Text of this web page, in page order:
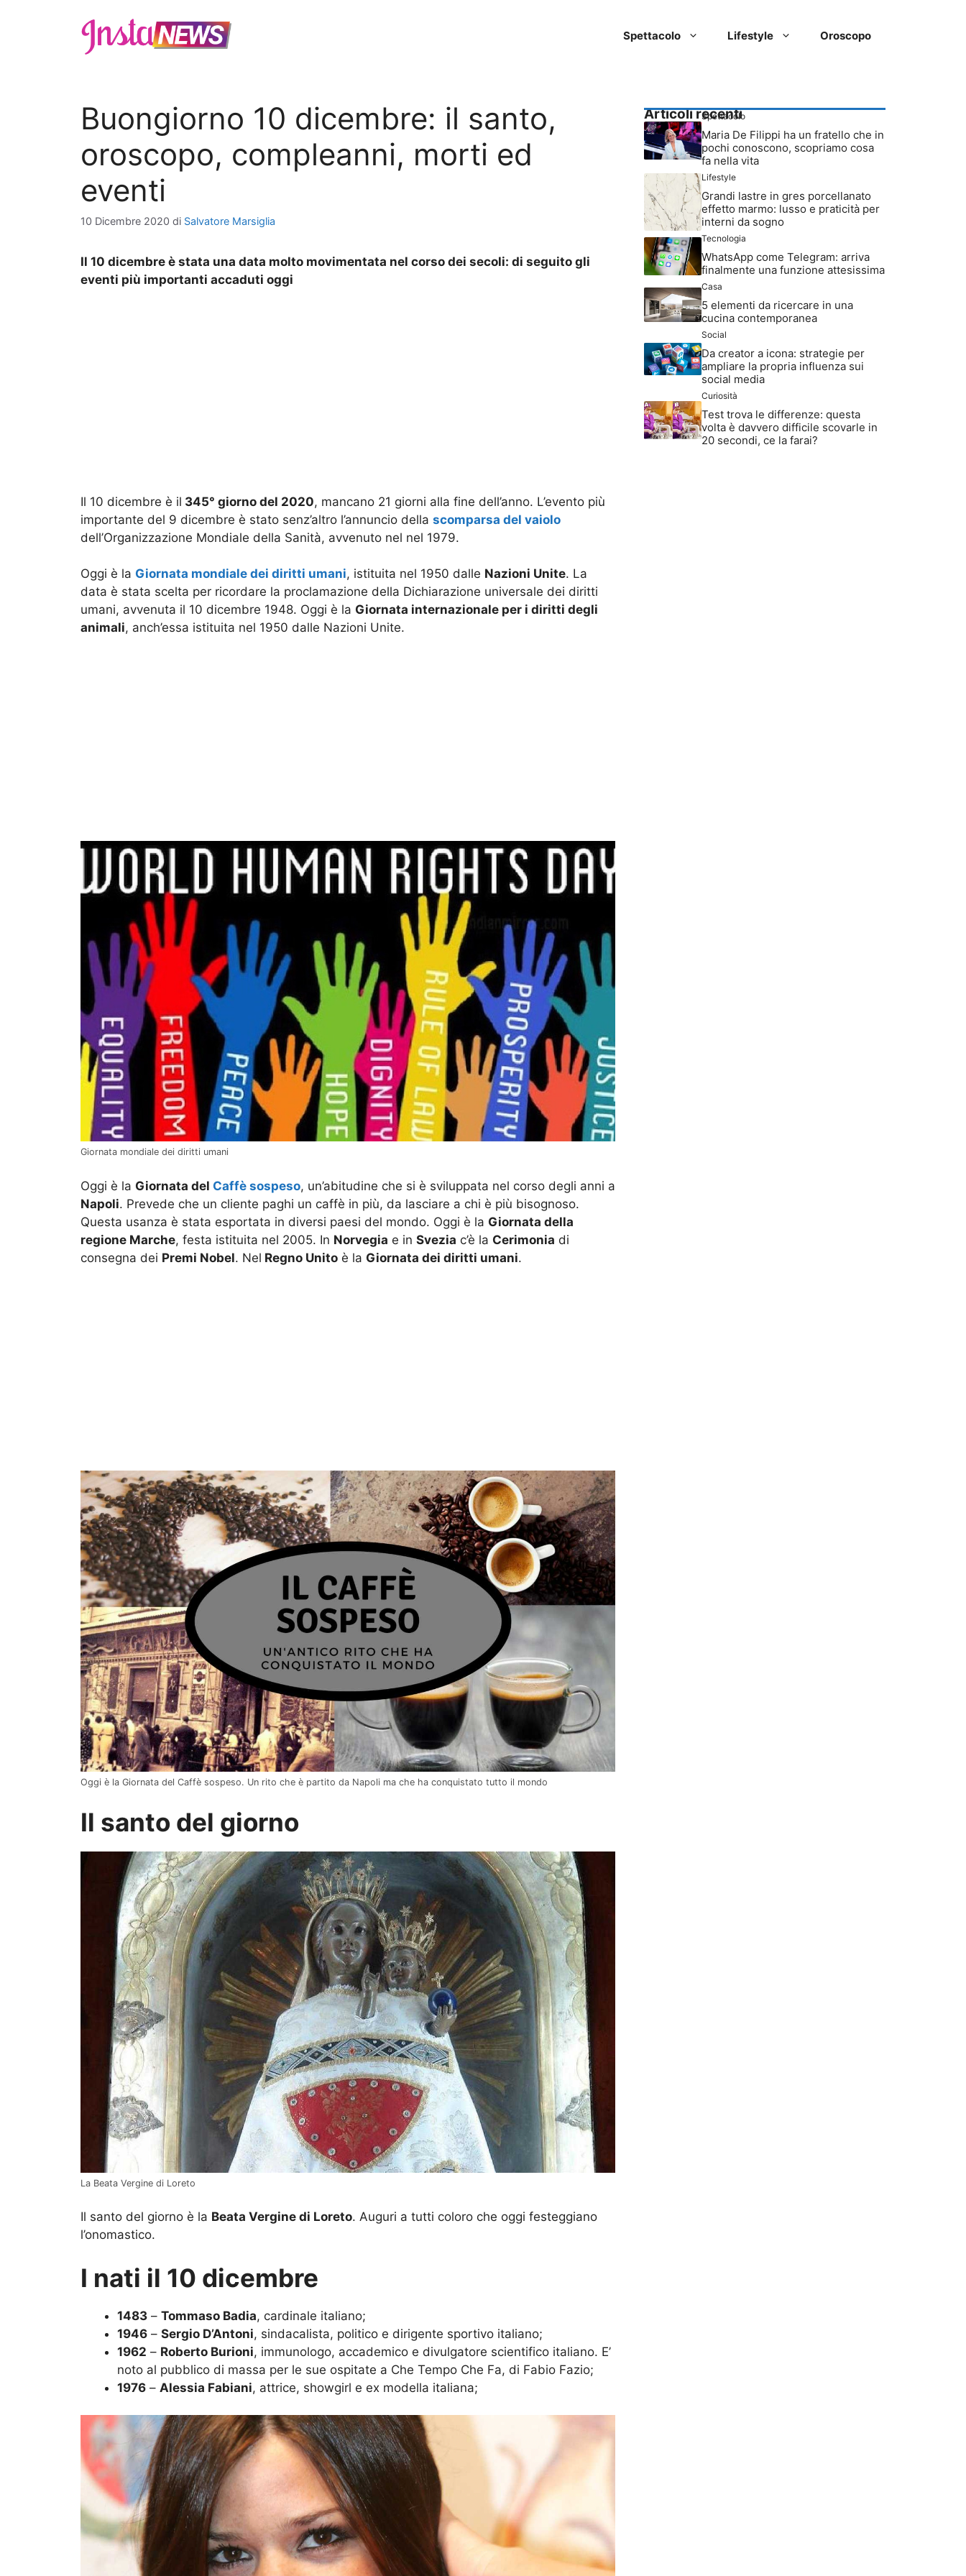
Spettacolo Lifestyle Oroscopo
Buongiorno 10 dicembre: il santo,
oroscopo, compleanni, morti ed
eventi
10 Dicembre 2020 di Salvatore Marsiglia
Il 10 dicembre è stata una data molto movimentata nel corso dei secoli: di seguito gli
eventi più importanti accaduti oggi
Il 10 dicembre è il 345° giorno del 2020, mancano 21 giorni alla fine dell’anno. L’evento più
importante del 9 dicembre è stato senz’altro l’annuncio della scomparsa del vaiolo
dell’Organizzazione Mondiale della Sanità, avvenuto nel nel 1979.
Oggi è la Giornata mondiale dei diritti umani, istituita nel 1950 dalle Nazioni Unite. La
data è stata scelta per ricordare la proclamazione della Dichiarazione universale dei diritti
umani, avvenuta il 10 dicembre 1948. Oggi è la Giornata internazionale per i diritti degli
animali, anch’essa istituita nel 1950 dalle Nazioni Unite.
Giornata mondiale dei diritti umani
Oggi è la Giornata del Caffè sospeso, un’abitudine che si è sviluppata nel corso degli anni a
Napoli. Prevede che un cliente paghi un caffè in più, da lasciare a chi è più bisognoso.
Questa usanza è stata esportata in diversi paesi del mondo. Oggi è la Giornata della
regione Marche, festa istituita nel 2005. In Norvegia e in Svezia c’è la Cerimonia di
consegna dei Premi Nobel. Nel Regno Unito è la Giornata dei diritti umani.
Oggi è la Giornata del Caffè sospeso. Un rito che è partito da Napoli ma che ha conquistato tutto il mondo
Il santo del giorno
La Beata Vergine di Loreto
Il santo del giorno è la Beata Vergine di Loreto. Auguri a tutti coloro che oggi festeggiano
l’onomastico.
I nati il 10 dicembre
1483 – Tommaso Badia, cardinale italiano;
1946 – Sergio D’Antoni, sindacalista, politico e dirigente sportivo italiano;
1962 – Roberto Burioni, immunologo, accademico e divulgatore scientifico italiano. E’
noto al pubblico di massa per le sue ospitate a Che Tempo Che Fa, di Fabio Fazio;
1976 – Alessia Fabiani, attrice, showgirl e ex modella italiana;
Articoli recenti
Spettacolo
Maria De Filippi ha un fratello che in
pochi conoscono, scopriamo cosa
fa nella vita
Lifestyle
Grandi lastre in gres porcellanato
effetto marmo: lusso e praticità per
interni da sogno
Tecnologia
WhatsApp come Telegram: arriva
finalmente una funzione attesissima
Casa
5 elementi da ricercare in una
cucina contemporanea
Social
Da creator a icona: strategie per
ampliare la propria influenza sui
social media
Curiosità
Test trova le differenze: questa
volta è davvero difficile scovarle in
20 secondi, ce la farai?